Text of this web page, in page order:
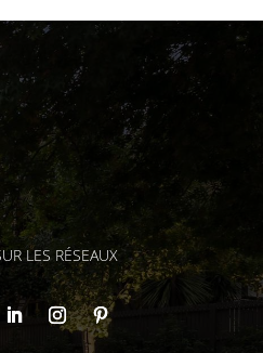
LES RÉSEAUX